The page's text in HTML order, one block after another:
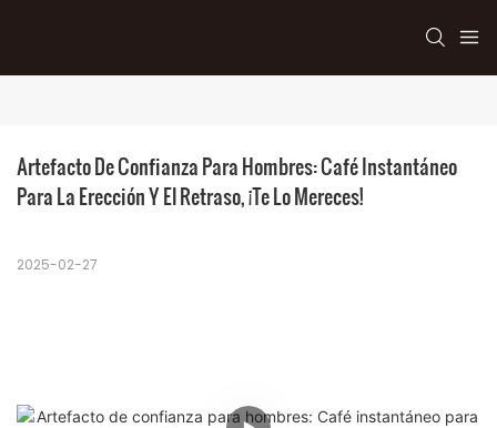
Artefacto De Confianza Para Hombres: Café Instantáneo
Para La Erección Y El Retraso, ¡te Lo Mereces!
2025-02-27